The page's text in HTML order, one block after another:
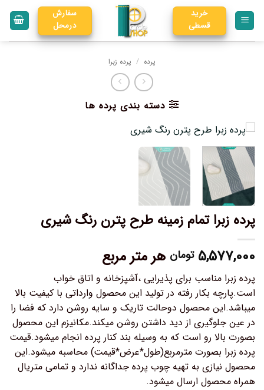
خرید
قسطی
سفارش
درمحل
پرده / پرده زبرا
دسته بندی پرده ها
پرده زبرا تمام زمینه طرح پترن رنگ شیری
۵,۵۷۷,۰۰۰ تومان هر متر مربع
پرده زبرا مناسب برای پذیرایی ،آشپزخانه و اتاق خواب
است.پارچه بکار رفته در تولید این محصول وارداتی با کیفیت بالا
میباشد.این محصول دوحالت تاریک و سایه روشن دارد که فضا را
در عین جلوگیری از دید داشتن روشن میکند.مکانیزم این محصول
بصورت بالا رو است که به وسیله بند کنار پرده انجام میشود.قیمت
پرده زبرا بصورت مترمربع(طول*عرض*قیمت) محاسبه میشود.این
محصول نیازی به تهیه چوب پرده جداگانه ندارد و تمامی متریال
همراه محصول ارسال میشود.